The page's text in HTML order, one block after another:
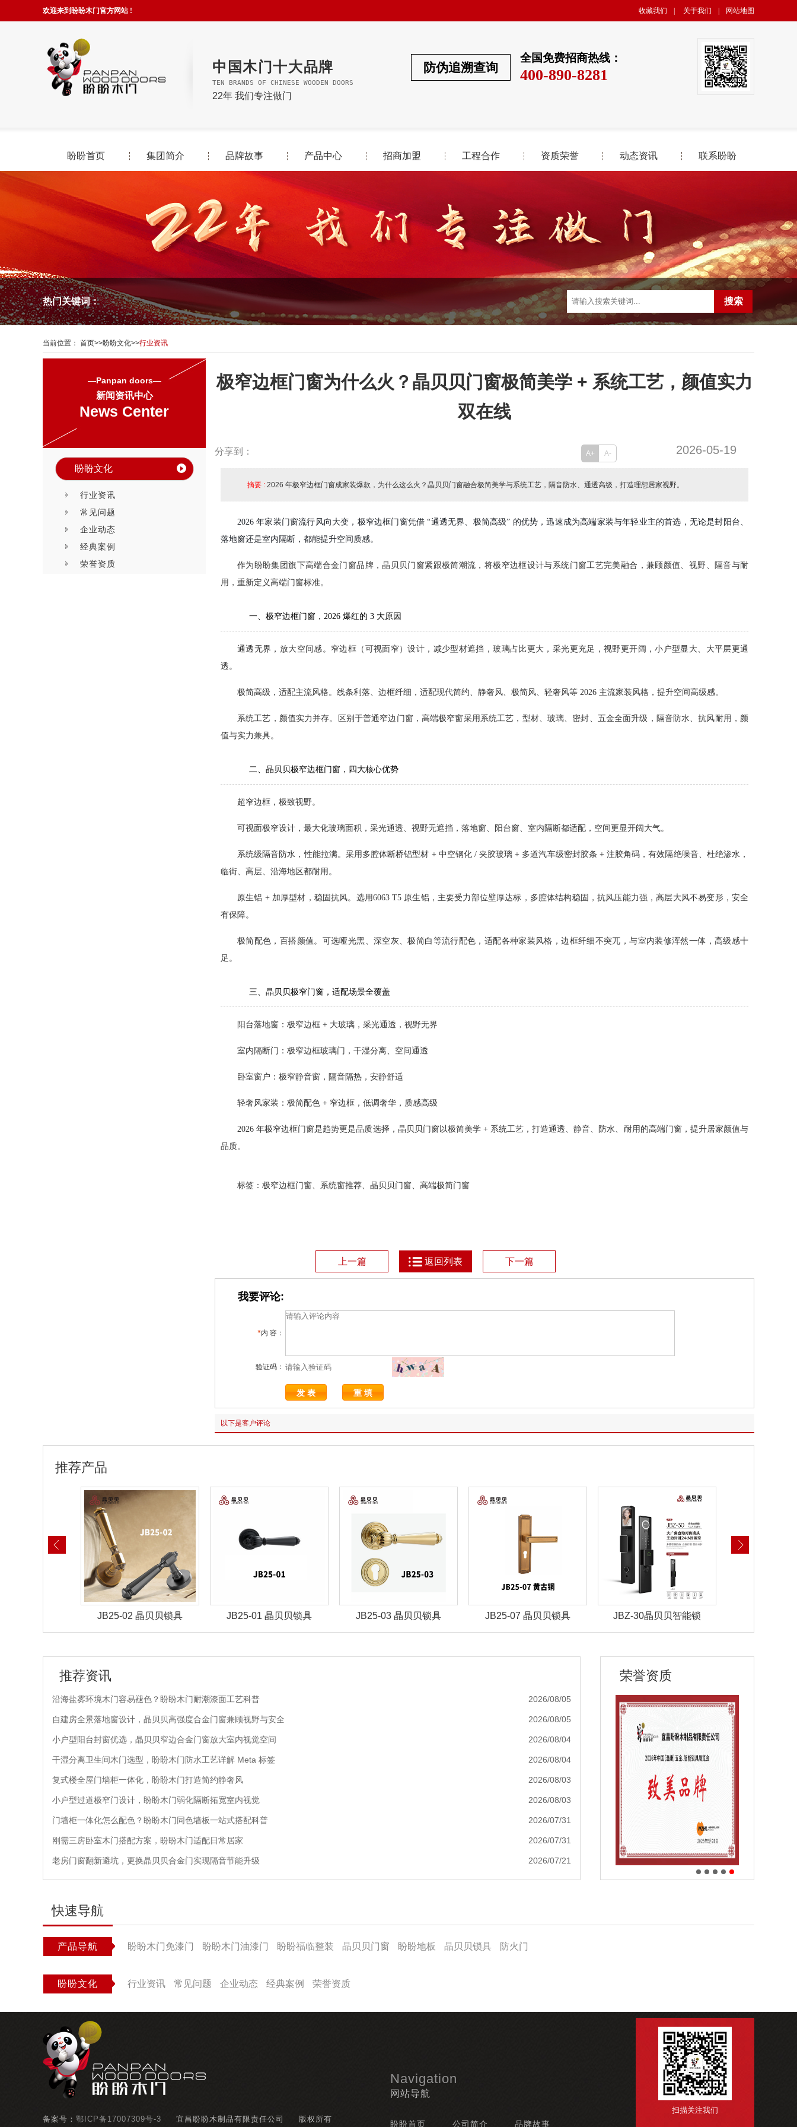
欢迎来到盼盼木门官方网站 ! 收藏我们 关于我们 网站地图
中国木门十大品牌
TEN BRANDS OF CHINESE WOODEN DOORS
22年 我们专注做门
全国免费招商热线：
400-890-8281
防伪追溯查询
盼盼首页 集团简介 品牌故事 产品中心 招商加盟 工程合作 资质荣誉 动态资讯 联系盼盼
热门关键词：
当前位置： 首页>>盼盼文化>>行业资讯
—Panpan doors—
新闻资讯中心
News Center
盼盼文化
行业资讯
常见问题
企业动态
经典案例
荣誉资质
极窄边框门窗为什么火？晶贝贝门窗极简美学 + 系统工艺，颜值实力
双在线
分享到： 2026-05-19
A+ A-
摘要 : 2026 年极窄边框门窗成家装爆款，为什么这么火？晶贝贝门窗融合极简美学与系统工艺，隔音防水、通透高级，打造理想居家视野。
2026 年家装门窗流行风向大变，极窄边框门窗凭借 “通透无界、极简高级” 的优势，迅速成为高端家装与年轻业主的首选，无论是封阳台、
落地窗还是室内隔断，都能提升空间质感。
作为盼盼集团旗下高端合金门窗品牌，晶贝贝门窗紧跟极简潮流，将极窄边框设计与系统门窗工艺完美融合，兼顾颜值、视野、隔音与耐
用，重新定义高端门窗标准。
一、极窄边框门窗，2026 爆红的 3 大原因
通透无界，放大空间感。 窄边框（可视面窄）设计，减少型材遮挡，玻璃占比更大，采光更充足，视野更开阔，小户型显大、大平层更通
透。
极简高级，适配主流风格。 线条利落、边框纤细，适配现代简约、静奢风、极简风、轻奢风等 2026 主流家装风格，提升空间高级感。
系统工艺，颜值实力并存。
区别于普通窄边门窗，高端极窄窗采用系统工艺，型材、玻璃、密封、五金全面升级，隔音防水、抗风耐用，颜
值与实力兼具。
二、晶贝贝极窄边框门窗，四大核心优势
超窄边框，极致视野。
可视面极窄设计，最大化玻璃面积，采光通透、视野无遮挡，落地窗、阳台窗、室内隔断都适配，空间更显开阔大气。
系统级隔音防水，性能拉满。 采用 多腔体断桥铝型材 + 中空钢化 / 夹胶玻璃 + 多道汽车级密封胶条 + 注胶角码 ，有效隔绝噪音、杜绝渗水，
临街、高层、沿海地区都耐用。
原生铝 + 加厚型材，稳固抗风。 选用6063 T5 原生铝 ，主要受力部位壁厚达标，多腔体结构稳固，抗风压能力强，高层大风不易变形，安全
有保障。
极简配色，百搭颜值。 可选哑光黑、深空灰、极简白等流行配色，适配各种家装风格，边框纤细不突兀，与室内装修浑然一体，高级感十
足。
三、晶贝贝极窄门窗，适配场景全覆盖
阳台落地窗：极窄边框 + 大玻璃，采光通透，视野无界
室内隔断门：极窄边框玻璃门，干湿分离、空间通透
卧室窗户：极窄静音窗，隔音隔热，安静舒适
轻奢风家装：极简配色 + 窄边框，低调奢华，质感高级
2026 年极窄边框门窗是趋势更是品质选择，晶贝贝门窗以极简美学 + 系统工艺，打造通透、静音、防水、耐用的高端门窗，提升居家颜值与
品质。
标签：极窄边框门窗、系统窗推荐、晶贝贝门窗、高端极简门窗
上一篇 返回列表 下一篇
我要评论:
*内 容：
验证码：
以下是客户评论
推荐产品
JB25-02 晶贝贝锁具 JB25-01 晶贝贝锁具 JB25-03 晶贝贝锁具 JB25-07 晶贝贝锁具 JBZ-30晶贝贝智能锁
推荐资讯
沿海盐雾环境木门容易褪色？盼盼木门耐潮漆面工艺科普 2026/08/05
自建房全景落地窗设计，晶贝贝高强度合金门窗兼顾视野与安全 2026/08/05
小户型阳台封窗优选，晶贝贝窄边合金门窗放大室内视觉空间 2026/08/04
干湿分离卫生间木门选型，盼盼木门防水工艺详解 Meta 标签 2026/08/04
复式楼全屋门墙柜一体化，盼盼木门打造简约静奢风 2026/08/03
小户型过道极窄门设计，盼盼木门弱化隔断拓宽室内视觉 2026/08/03
门墙柜一体化怎么配色？盼盼木门同色墙板一站式搭配科普 2026/07/31
刚需三房卧室木门搭配方案，盼盼木门适配日常居家 2026/07/31
老房门窗翻新避坑，更换晶贝贝合金门实现隔音节能升级 2026/07/21
荣誉资质
快速导航
产品导航 盼盼木门免漆门 盼盼木门油漆门 盼盼福临整装 晶贝贝门窗 盼盼地板 晶贝贝锁具 防火门
盼盼文化 行业资讯 常见问题 企业动态 经典案例 荣誉资质
备案号： 鄂ICP备17007309号-3 宜昌盼盼木制品有限责任公司 版权所有
Navigation
网站导航
盼盼首页 公司简介 品牌故事
扫描关注我们